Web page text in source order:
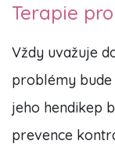
Terapie
Vždy uvažuje
problémy bude
jeho hendikep
prevence